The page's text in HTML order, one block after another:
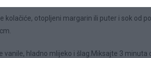
kolačiće, otopljeni margarin ili puter i sok od
hladno mlijeko i šlag.Miksajte 3 minuta